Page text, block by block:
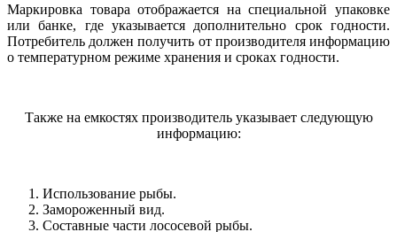
Маркировка товара отображается на специальной упаковке
или банке, где указывается дополнительно срок годности.
Потребитель должен получить от производителя информацию
о температурном режиме хранения и сроках годности.
Также на емкостях производитель указывает следующую
информацию:
Использование рыбы.
Замороженный вид.
Составные части лососевой рыбы.